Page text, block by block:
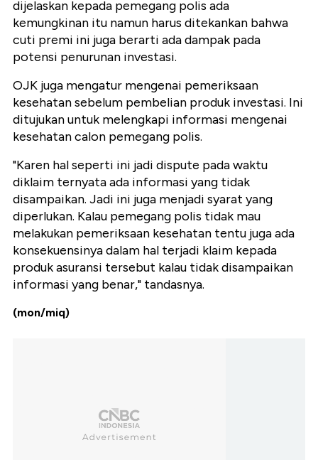
dijelaskan kepada pemegang polis ada
kemungkinan itu namun harus ditekankan bahwa
cuti premi ini juga berarti ada dampak pada
potensi penurunan investasi.
OJK juga mengatur mengenai pemeriksaan
kesehatan sebelum pembelian produk investasi. Ini
ditujukan untuk melengkapi informasi mengenai
kesehatan calon pemegang polis.
"Karen hal seperti ini jadi dispute pada waktu
diklaim ternyata ada informasi yang tidak
disampaikan. Jadi ini juga menjadi syarat yang
diperlukan. Kalau pemegang polis tidak mau
melakukan pemeriksaan kesehatan tentu juga ada
konsekuensinya dalam hal terjadi klaim kepada
produk asuransi tersebut kalau tidak disampaikan
informasi yang benar," tandasnya.
(mon/miq)